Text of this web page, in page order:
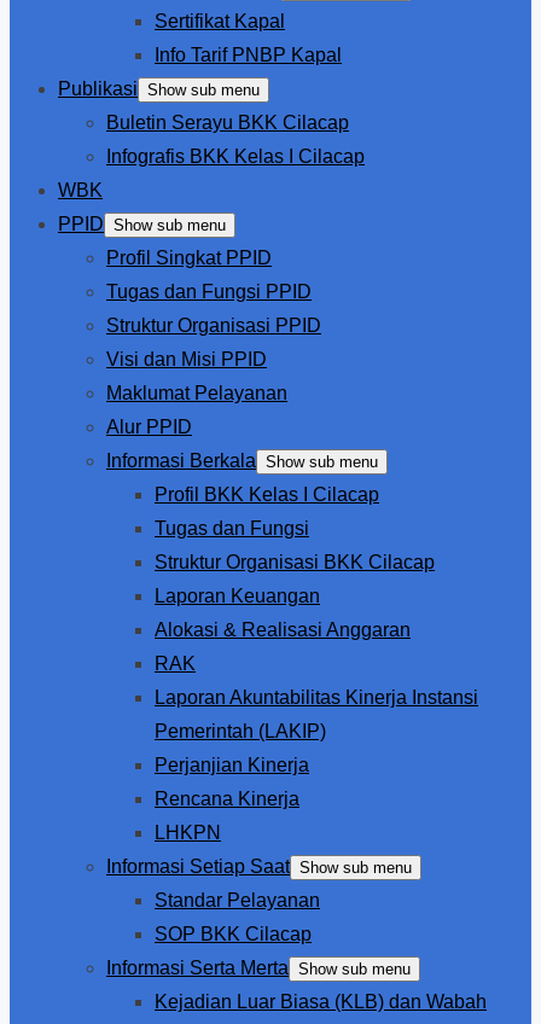
Sertifikat Kapal
Info Tarif PNBP Kapal
Publikasi Show sub menu
Buletin Serayu BKK Cilacap
Infografis BKK Kelas I Cilacap
WBK
PPID Show sub menu
Profil Singkat PPID
Tugas dan Fungsi PPID
Struktur Organisasi PPID
Visi dan Misi PPID
Maklumat Pelayanan
Alur PPID
Informasi Berkala Show sub menu
Profil BKK Kelas I Cilacap
Tugas dan Fungsi
Struktur Organisasi BKK Cilacap
Laporan Keuangan
Alokasi & Realisasi Anggaran
RAK
Laporan Akuntabilitas Kinerja Instansi
Pemerintah (LAKIP)
Perjanjian Kinerja
Rencana Kinerja
LHKPN
Informasi Setiap Saat Show sub menu
Standar Pelayanan
SOP BKK Cilacap
Informasi Serta Merta Show sub menu
Kejadian Luar Biasa (KLB) dan Wabah